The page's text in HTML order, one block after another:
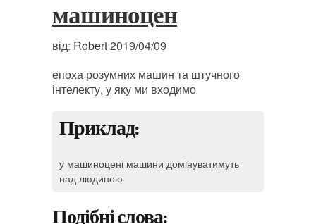
машиноцен
від: Robert2019/04/09
епоха розумних машин та штучного
інтелекту, у яку ми входимо
Приклад:
у машиноцені машини домінуватимуть
над людиною
Подібні слова: